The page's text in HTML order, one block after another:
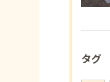
タグ